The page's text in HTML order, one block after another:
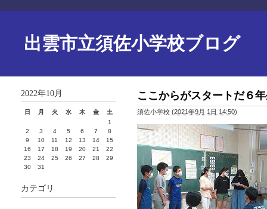
出雲市立須佐小学校ブログ
ここからがスタートだ６
須佐小学校 (2021年9月 1日 14:50)
2022年10月
日 月 火 水 木 金
土
1
2
3 4 5 6 7
8
9
10 11 12 13 14
15
16
17 18 19 20 21
22
23
24 25 26 27 28
29
30
31
カテゴリ